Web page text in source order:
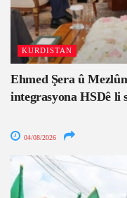
KURDISTAN
Ehmed Şera û
integrasyona HSDê li
04/08/2026